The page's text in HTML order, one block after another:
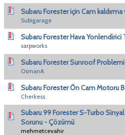
Subaru Forester için Cam
Subigarage
Subaru Forester Hava Yonlendirici
sarpworks
Subaru Forester Sunroof Problemi
OsmanA
Subaru Forester Ön Cam Motoru
Cherkess
Subaru 99 Forester S-Turbo
Sorunu - Çözümü
mehmetcevahir